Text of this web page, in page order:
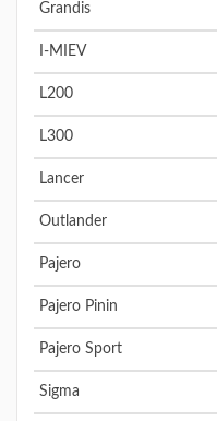
Grandis
I-MIEV
L200
L300
Lancer
Outlander
Pajero
Pajero Pinin
Pajero Sport
Sigma